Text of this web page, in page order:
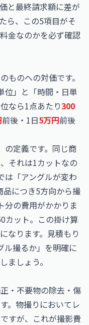
と最終請求額に差が
ら、この5項目がそ
金なのかを必ず確認
ものへの対価です。
位」と「時間・日単
なら1点あたり300
前後・1日5万円前後
の定義です。同じ商
それは1カットなの
は「アングルが変わ
品につき5方向から撮
分の費用がかかりま
カット。この掛け算
なります。見積もり
ル撮るか」を明確に
ましょう。
・不要物の除去・傷
。物撮りにおいてレ
すが、これが撮影費